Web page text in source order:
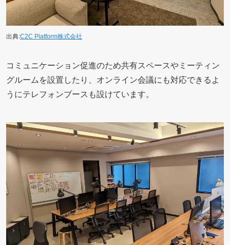
出典:C2C Platform株式会社
コミュニケーション促進のため共有スペースやミーティン
グルームを設置したり、オンライン会議にも対応できるよ
うにテレフォンブースも設けています。